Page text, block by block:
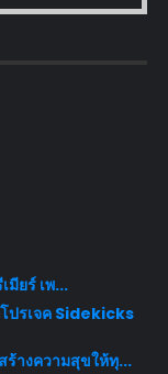
มียร์ เพ...
รเจค Sidekicks
างความสุขให้ทุ...